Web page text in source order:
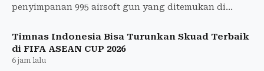
penyimpanan 995 airsoft gun yang ditemukan di
Timnas Indonesia Bisa Turunkan Skuad Terbaik
di FIFA ASEAN CUP 2026
6 jam lalu